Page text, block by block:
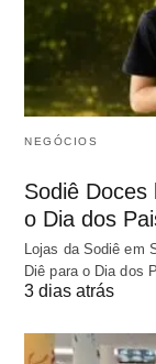
NEGÓCIOS
Sodiê Doces
o Dia dos
Lojas da Sodiê em
Diê para o Dia dos
3 dias atrás